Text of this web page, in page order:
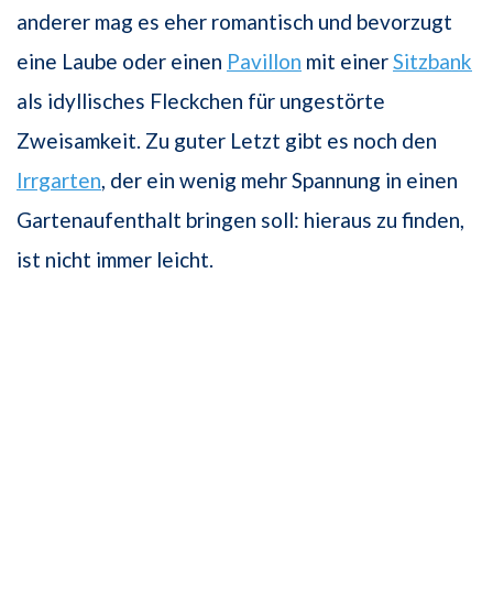
anderer mag es eher romantisch und bevorzugt
eine Laube oder einen Pavillon mit einerSitzbank
als idyllisches Fleckchen für ungestörte
Zweisamkeit. Zu guter Letzt gibt es noch den
Irrgarten, der ein wenig mehr Spannung in einen
Gartenaufenthalt bringen soll: hieraus zu finden,
ist nicht immer leicht.